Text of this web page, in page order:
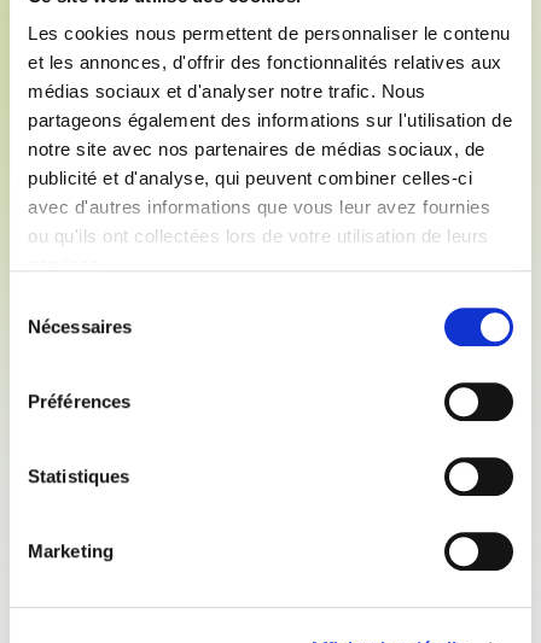
Les cookies nous permettent de personnaliser le contenu
et les annonces, d'offrir des fonctionnalités relatives aux
médias sociaux et d'analyser notre trafic. Nous
partageons également des informations sur l'utilisation de
notre site avec nos partenaires de médias sociaux, de
publicité et d'analyse, qui peuvent combiner celles-ci
avec d'autres informations que vous leur avez fournies
ou qu'ils ont collectées lors de votre utilisation de leurs
Nécessaires
Préférences
Statistiques
Marketing
de réparation, signature des ordres de
réparation par les clients, prise des photos
pour les demandes de garanties, -Travailler
dans un cadre réglementaire : suivi des fluides,
conformité des interventions, traçabilité des
opérations -Participer aux formations
constructeurs régulières afin de maintenir vos
compétences à jour (hydraulique, électronique,
Qualités requises
électricité, électronique sont un plus.
adaptation, écoute. Permis B requis (itinérance